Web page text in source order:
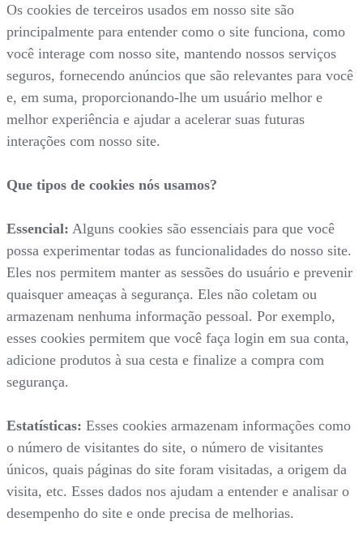
Os cookies de terceiros usados em nosso site são
principalmente para entender como o site funciona, como
você interage com nosso site, mantendo nossos serviços
seguros, fornecendo anúncios que são relevantes para você
e, em suma, proporcionando-lhe um usuário melhor e
melhor experiência e ajudar a acelerar suas futuras
interações com nosso site.
Que tipos de cookies nós usamos?
Essencial: Alguns cookies são essenciais para que você
possa experimentar todas as funcionalidades do nosso site.
Eles nos permitem manter as sessões do usuário e prevenir
quaisquer ameaças à segurança. Eles não coletam ou
armazenam nenhuma informação pessoal. Por exemplo,
esses cookies permitem que você faça login em sua conta,
adicione produtos à sua cesta e finalize a compra com
segurança.
Estatísticas: Esses cookies armazenam informações como
o número de visitantes do site, o número de visitantes
únicos, quais páginas do site foram visitadas, a origem da
visita, etc. Esses dados nos ajudam a entender e analisar o
desempenho do site e onde precisa de melhorias.